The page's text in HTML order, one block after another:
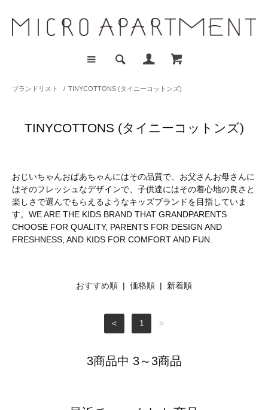
ブランドリスト / TINYCOTTONS (タイニーコットンズ)
TINYCOTTONS (タイニーコットンズ)
おじいちゃんおばあちゃんにはその品質で、お父さんお母さんに
はそのフレッシュなデザインで、子供達にはその着心地の良さと
楽しさで選んでもらえるようなキッズブランドを目指していま
す。WE ARE THE KIDS BRAND THAT GRANDPARENTS
CHOOSE FOR QUALITY, PARENTS FOR DESIGN AND
FRESHNESS, AND KIDS FOR COMFORT AND FUN.
おすすめ順 | 価格順 | 新着順
< 1 >
3商品中 3～3商品